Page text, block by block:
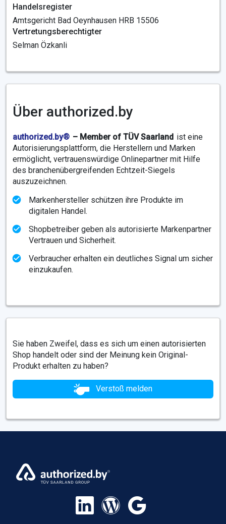
Handelsregister
Amtsgericht Bad Oeynhausen HRB 15506
Vertretungsberechtigter
Selman Özkanli
Über authorized.by
authorized.by® – Member of TÜV Saarland ist eine
Autorisierungsplattform, die Herstellern und Marken
ermöglicht, vertrauenswürdige Onlinepartner mit Hilfe
des branchenübergreifenden Echtzeit-Siegels
auszuzeichnen.
Markenhersteller schützen ihre Produkte im
digitalen Handel.
Shopbetreiber geben als autorisierte Markenpartner
Vertrauen und Sicherheit.
Verbraucher erhalten ein deutliches Signal um sicher
einzukaufen.
Sie haben Zweifel, dass es sich um einen autorisierten
Shop handelt oder sind der Meinung kein Original-
Produkt erhalten zu haben?
Verstoß melden